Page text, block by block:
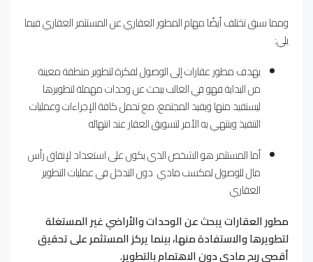
ومما سبق تختلف أيضًا مهام المطور العقاري عن المستثمر العقاري فيما
يلي:
يهدف مطور عقارات إلى الوصول لفكرة لتطوير منطقة معينة
من البداية فهو في الغالب يبحث عن وحدات مهملة لتطويرها
ليستفيد منها ويفيد المجتمع، مع تحمل كافة الإجراءات وعمليات
التنفيذ وينتهي به الأمر لتسويق العقار عند انتهائه
أما المستثمر هو الشخص الذي يكون على استعداد لإنفاق رأس
مال للوصول لمكسب مادي دون التدخل في عمليات التطوير
العقاري
مطور العقارات يبحث عن الوحدات والأراضي غير المستغلة
لتطويرها والاستفادة منها، بينما يركز المستثمر على تحقيق
أقصى ربح مادي دون الاهتمام بالتطوير.